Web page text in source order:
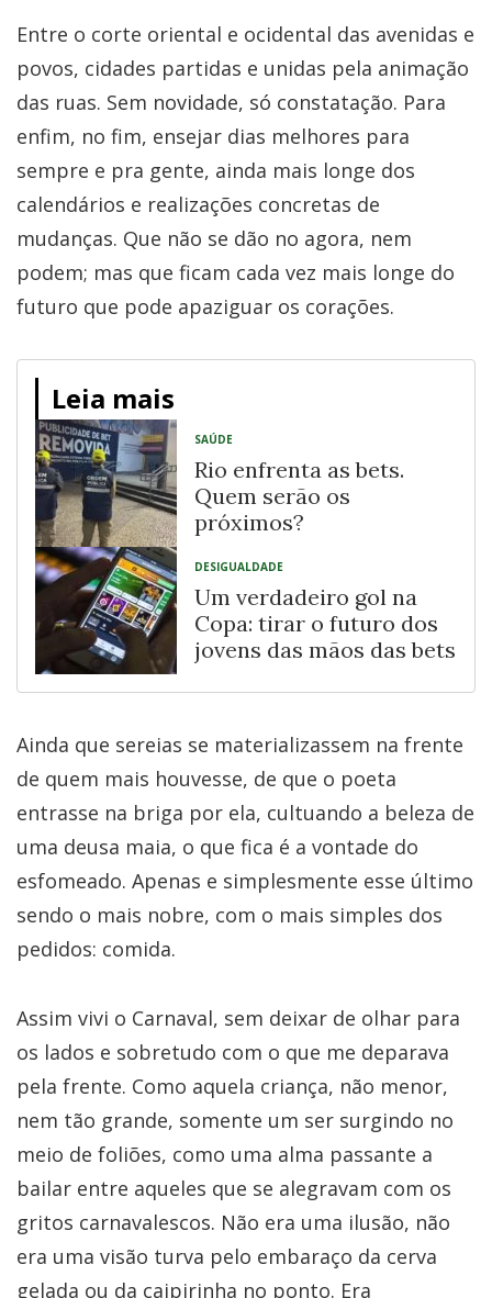
Entre o corte oriental e ocidental das avenidas e
povos, cidades partidas e unidas pela animação
das ruas. Sem novidade, só constatação. Para
enfim, no fim, ensejar dias melhores para
sempre e pra gente, ainda mais longe dos
calendários e realizações concretas de
mudanças. Que não se dão no agora, nem
podem; mas que ficam cada vez mais longe do
futuro que pode apaziguar os corações.
Leia mais
SAÚDE
Rio enfrenta as bets.
Quem serão os
próximos?
DESIGUALDADE
Um verdadeiro gol na
Copa: tirar o futuro dos
jovens das mãos das bets
Ainda que sereias se materializassem na frente
de quem mais houvesse, de que o poeta
entrasse na briga por ela, cultuando a beleza de
uma deusa maia, o que fica é a vontade do
esfomeado. Apenas e simplesmente esse último
sendo o mais nobre, com o mais simples dos
pedidos: comida.
Assim vivi o Carnaval, sem deixar de olhar para
os lados e sobretudo com o que me deparava
pela frente. Como aquela criança, não menor,
nem tão grande, somente um ser surgindo no
meio de foliões, como uma alma passante a
bailar entre aqueles que se alegravam com os
gritos carnavalescos. Não era uma ilusão, não
era uma visão turva pelo embaraço da cerva
gelada ou da caipirinha no ponto. Era